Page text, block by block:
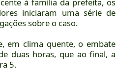
iniciaram uma série de
sobre o caso.
em clima quente, o embate
duas horas, que ao final, a
5.